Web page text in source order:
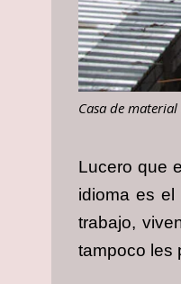
Casa de
Lucero que
idioma es el
trabajo,
tampoco les